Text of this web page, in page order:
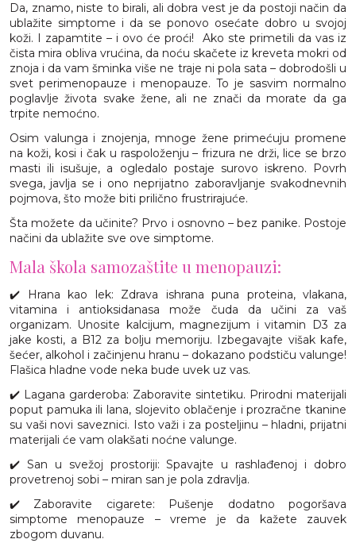
Da, znamo, niste to birali, ali dobra vest je da postoji način da
ublažite simptome i da se ponovo osećate dobro u svojoj
koži. I zapamtite – i ovo će proći! Ako ste primetili da vas iz
čista mira obliva vrućina, da noću skačete iz kreveta mokri od
znoja i da vam šminka više ne traje ni pola sata – dobrodošli u
svet perimenopauze i menopauze. To je sasvim normalno
poglavlje života svake žene, ali ne znači da morate da ga
trpite nemoćno.
Osim valunga i znojenja, mnoge žene primećuju promene
na koži, kosi i čak u raspoloženju – frizura ne drži, lice se brzo
masti ili isušuje, a ogledalo postaje surovo iskreno. Povrh
svega, javlja se i ono neprijatno zaboravljanje svakodnevnih
pojmova, što može biti prilično frustrirajuće.
Šta možete da učinite? Prvo i osnovno – bez panike. Postoje
načini da ublažite sve ove simptome.
Mala škola samozaštite u menopauzi:
✔️ Hrana kao lek: Zdrava ishrana puna proteina, vlakana,
vitamina i antioksidanasa može čuda da učini za vaš
organizam. Unosite kalcijum, magnezijum i vitamin D3 za
jake kosti, a B12 za bolju memoriju. Izbegavajte višak kafe,
šećer, alkohol i začinjenu hranu – dokazano podstiču valunge!
Flašica hladne vode neka bude uvek uz vas.
✔️ Lagana garderoba: Zaboravite sintetiku. Prirodni materijali
poput pamuka ili lana, slojevito oblačenje i prozračne tkanine
su vaši novi saveznici. Isto važi i za posteljinu – hladni, prijatni
materijali će vam olakšati noćne valunge.
✔️ San u svežoj prostoriji: Spavajte u rashlađenoj i dobro
provetrenoj sobi – miran san je pola zdravlja.
✔️ Zaboravite cigarete: Pušenje dodatno pogoršava
simptome menopauze – vreme je da kažete zauvek
zbogom duvanu.